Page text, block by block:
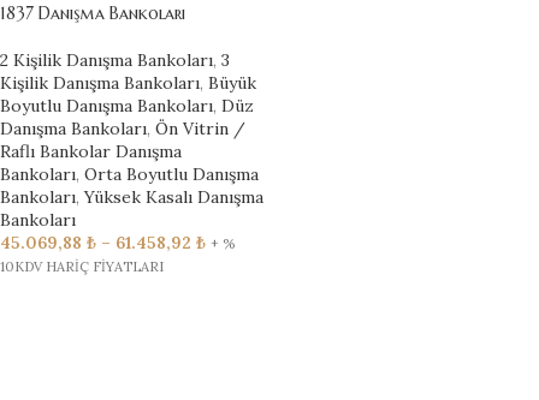
1837 Danışma Bankoları
2 Kişilik Danışma Bankoları, 3
Kişilik Danışma Bankoları, Büyük
Boyutlu Danışma Bankoları, Düz
Danışma Bankoları, Ön Vitrin /
Raflı Bankolar Danışma
Bankoları, Orta Boyutlu Danışma
Bankoları, Yüksek Kasalı Danışma
Bankoları
45.069,88 ₺ – 61.458,92 ₺ + %
10KDV HARİÇ FİYATLARI